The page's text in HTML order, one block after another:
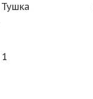
Тушка
1